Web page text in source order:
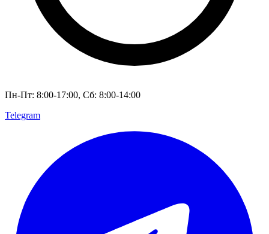
Пн-Пт: 8:00-17:00, Сб: 8:00-14:00
Telegram